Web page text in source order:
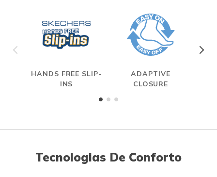
HANDS FREE SLIP-
INS
ADAPTIVE
CLOSURE
Tecnologias De Conforto